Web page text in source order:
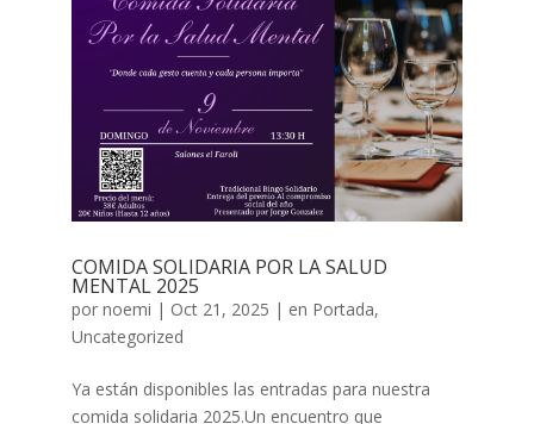
COMIDA SOLIDARIA POR LA SALUD
MENTAL 2025
por noemi | Oct 21, 2025 | en Portada,
Uncategorized
Ya están disponibles las entradas para nuestra
comida solidaria 2025.Un encuentro que